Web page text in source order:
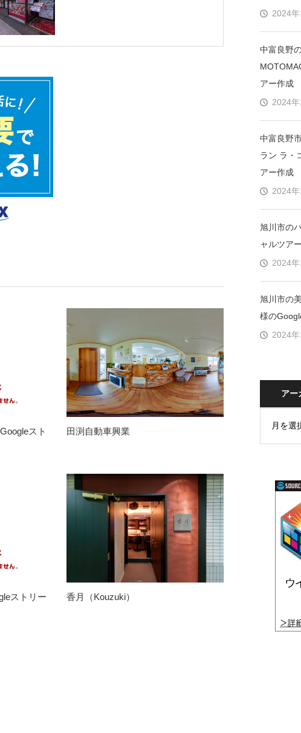
スト
田渕自動車興業
ストリー
香月（Kouzuki）
2024
中富良野
アー作成
2024
中富良野
ラン ラ・
アー作成
2024
旭川市の
ャルツア
2024
旭川市の
様の
2024
アー